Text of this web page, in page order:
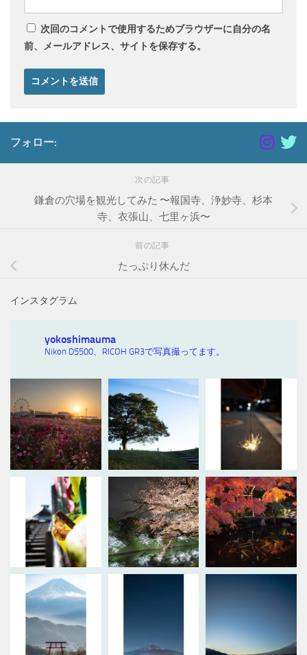
次回のコメントで使用するためブラウザーに自分の名
前、メールアドレス、サイトを保存する。
フォロー:
次の記事
鎌倉の穴場を観光してみた 〜報国寺、浄妙寺、杉本
寺、衣張山、七里ヶ浜〜
前の記事
たっぷり休んだ
インスタグラム
yokoshimauma
Nikon D5500、RICOH GR3で写真撮ってます。